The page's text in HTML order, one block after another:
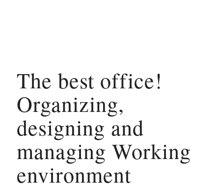
The best office!
Organizing,
designing and
managing Working
environment